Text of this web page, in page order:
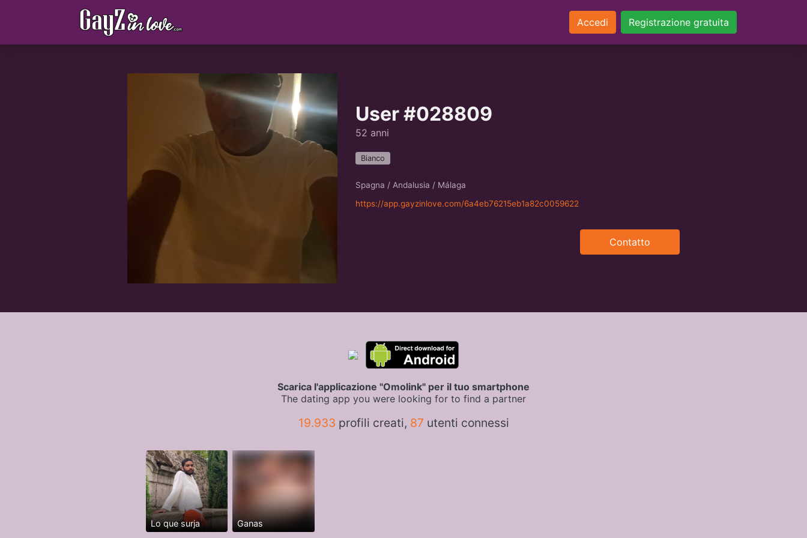
Accedi Registrazione gratuita
User #028809
52 anni
Bianco
Spagna / Andalusia / Málaga
https://app.gayzinlove.com/6a4eb76215eb1a82c0059622
Contatto
Scarica l'applicazione "Omolink" per il tuo smartphone
The dating app you were looking for to find a partner
19.933 profili creati, 87 utenti connessi
Lo que surja Ganas